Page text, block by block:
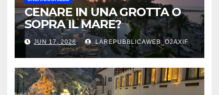
CENARE IN UNA GROTTA O
SOPRA IL MARE?
JUN 17, 2026 LAREPUBBLICAWEB_O2AXIF